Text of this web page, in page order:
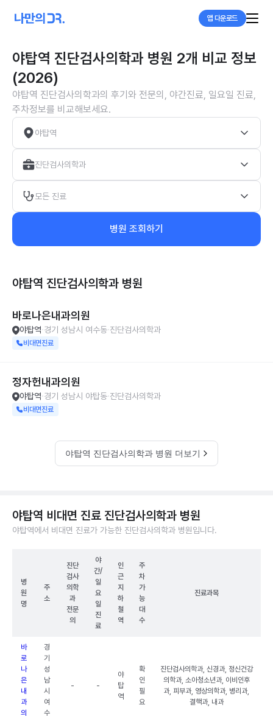
앱 다운로드
야탑역 진단검사의학과 병원 2개 비교 정보
(2026)
야탑역 진단검사의학과의 후기와 전문의, 야간진료, 일요일 진료,
주차정보를 비교해보세요.
야탑역
진단검사의학과
모든 진료
병원 조회하기
야탑역 진단검사의학과 병원
바로나은내과의원
야탑역 경기 성남시 여수동 진단검사의학과
비대면진료
정자헌내과의원
야탑역 경기 성남시 야탑동 진단검사의학과
비대면진료
야탑역 진단검사의학과 병원 더보기
야탑역 비대면 진료 진단검사의학과 병원
야탑역에서 비대면 진료가 가능한 진단검사의학과 병원입니다.
병
원
명
주
소
진단
검사
의학
과
전문
의
야
간/
일
요
일
진
료
인
근
지
하
철
역
주
차
가
능
대
수
진료과목
바
로
나
은
내
과
의
경
기
성
남
시
여
수
- -
야
탑
역
확
인
필
요
진단검사의학과, 신경과, 정신건강
의학과, 소아청소년과, 이비인후
과, 피부과, 영상의학과, 병리과,
결핵과, 내과